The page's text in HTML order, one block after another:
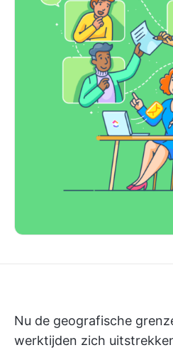
Nu de geografische
werktijden zich